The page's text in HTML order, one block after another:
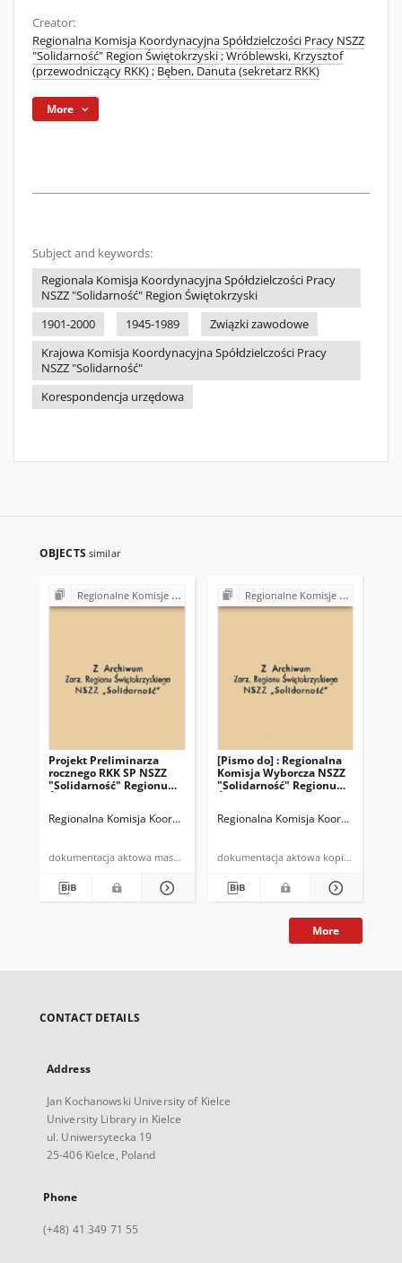
Creator:
Regionalna Komisja Koordynacyjna Spółdzielczości Pracy NSZZ
"Solidarność" Region Świętokrzyski;Wróblewski, Krzysztof
(przewodniczący RKK); Bęben, Danuta (sekretarz RKK)
More
Subject and keywords:
Regionala Komisja Koordynacyjna Spółdzielczości Pracy
NSZZ "Solidarność" Region Świętokrzyski
1901-2000
1945-1989
Związki zawodowe
Krajowa Komisja Koordynacyjna Spółdzielczości Pracy
NSZZ "Solidarność"
Korespondencja urzędowa
OBJECTS similar
Regionalne Komisje Koordynacyjne NSZZ "Solidarność"
Projekt Preliminarza
rocznego RKK SP NSZZ
"Solidarność" Regionu
Regionalna Komisja Koordynacyjna Spółdzielczości Pracy NSZZ
dokumentacja aktowa maszynopis
Regionalne Komisje Koordynacyjne NSZZ "Solidarność"
[Pismo do] : Regionalna
Komisja Wyborcza NSZZ
"Solidarność" Regionu
Regionalna Komisja Koordynacyjna
dokumentacja aktowa kopia
More
CONTACT DETAILS
Address
Jan Kochanowski University of Kielce
University Library in Kielce
ul. Uniwersytecka 19
25-406 Kielce, Poland
Phone
(+48) 41 349 71 55